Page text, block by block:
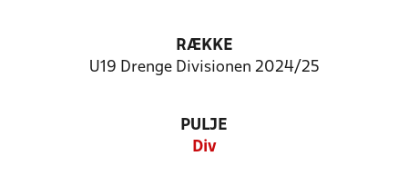
RÆKKE
U19 Drenge Divisionen 2024/25
PULJE
Div